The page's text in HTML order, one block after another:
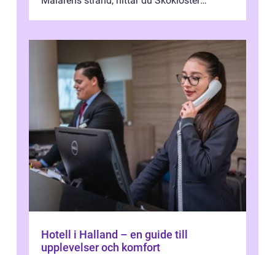
Hotell i Halland – en guide till
upplevelser och komfort